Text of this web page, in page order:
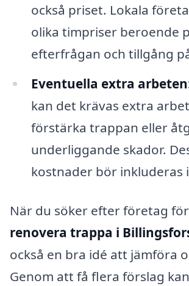
också priset. Lokala
olika timpriser beroende
efterfrågan och tillgång
Eventuella extra
kan det krävas extra
förstärka trappan eller
underliggande skador.
kostnader bör inkluderas
När du söker efter företag
renovera trappa i
också en bra idé att jämföra
Genom att få flera förslag